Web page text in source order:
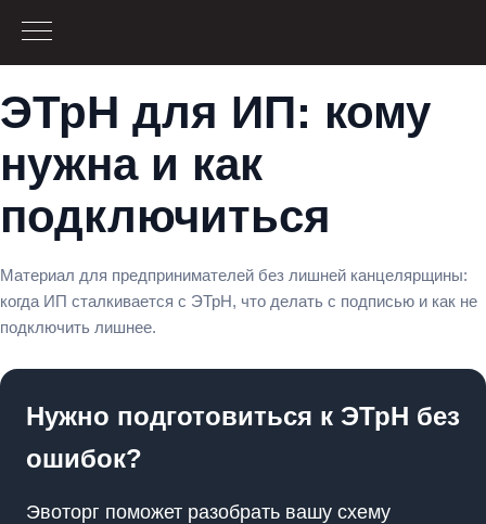
ЭТрН для ИП: кому
нужна и как
подключиться
Материал для предпринимателей без лишней канцелярщины:
когда ИП сталкивается с ЭТрН, что делать с подписью и как не
подключить лишнее.
Нужно подготовиться к ЭТрН без
ошибок?
Эвоторг поможет разобрать вашу схему